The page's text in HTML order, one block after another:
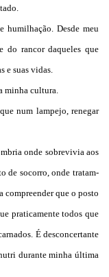
humilhação. Desde meu
do rancor daqueles que
e suas vidas.
minha cultura.
num lampejo, renegar
onde sobrevivia aos
de socorro, onde tratam-
compreender que o posto
praticamente todos que
É desconcertante
durante minha última